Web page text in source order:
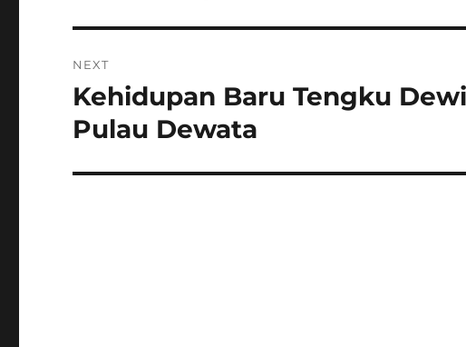
NEXT
Next
post:
Kehidupan Baru Tengku
Pulau Dewata